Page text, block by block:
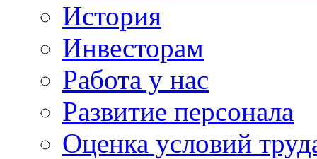
История
Инвесторам
Работа у нас
Развитие персонала
Оценка условий